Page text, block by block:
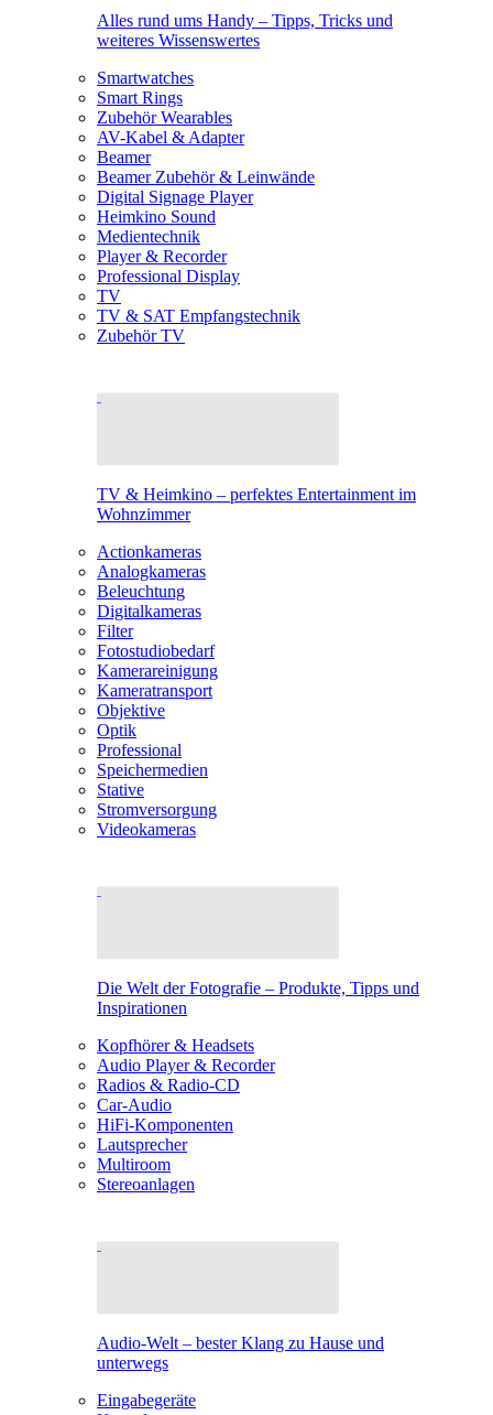
Alles rund ums Handy – Tipps, Tricks und
weiteres Wissenswertes
Smartwatches
Smart Rings
Zubehör Wearables
AV-Kabel & Adapter
Beamer
Beamer Zubehör & Leinwände
Digital Signage Player
Heimkino Sound
Medientechnik
Player & Recorder
Professional Display
TV
TV & SAT Empfangstechnik
Zubehör TV
TV & Heimkino – perfektes Entertainment im
Wohnzimmer
Actionkameras
Analogkameras
Beleuchtung
Digitalkameras
Filter
Fotostudiobedarf
Kamerareinigung
Kameratransport
Objektive
Optik
Professional
Speichermedien
Stative
Stromversorgung
Videokameras
Die Welt der Fotografie – Produkte, Tipps und
Inspirationen
Kopfhörer & Headsets
Audio Player & Recorder
Radios & Radio-CD
Car-Audio
HiFi-Komponenten
Lautsprecher
Multiroom
Stereoanlagen
Audio-Welt – bester Klang zu Hause und
unterwegs
Eingabegeräte